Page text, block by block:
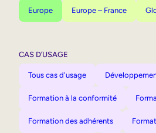
Europe Europe – France
CAS D’USAGE
Tous cas d'usage
Formation à la conformité
Formation des adhérents